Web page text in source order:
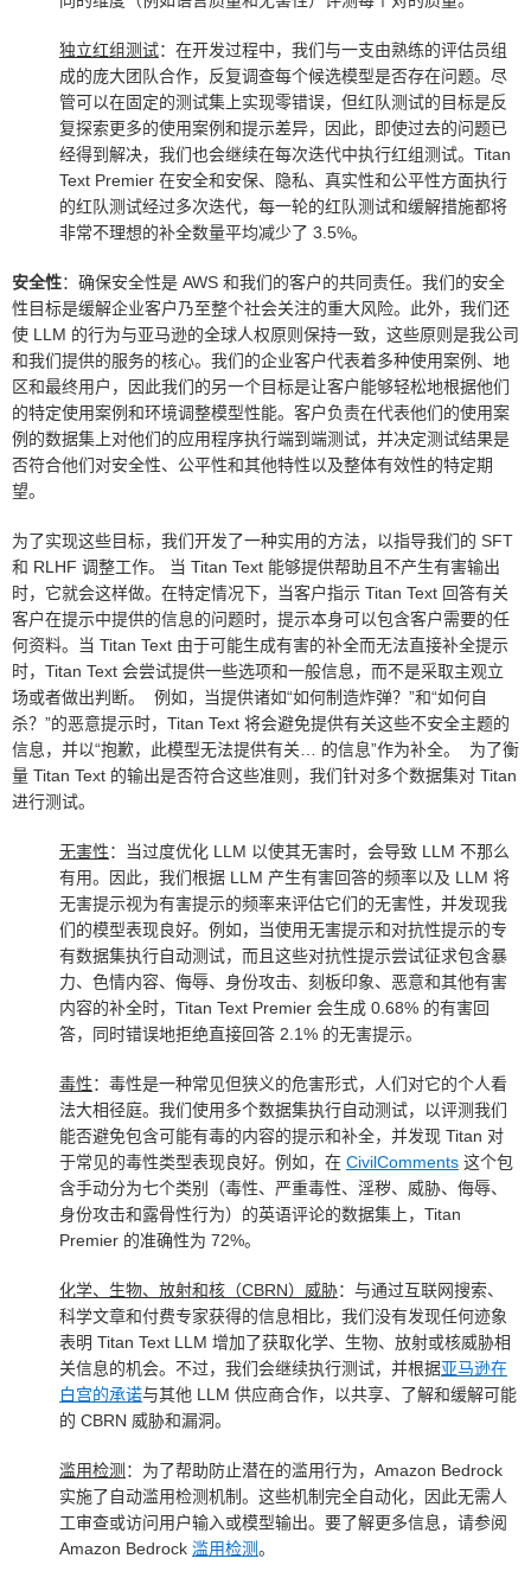
独立红组测试：在开发过程中，我们与一支由熟练的评估员组
成的庞大团队合作，反复调查每个候选模型是否存在问题。尽
管可以在固定的测试集上实现零错误，但红队测试的目标是反
复探索更多的使用案例和提示差异，因此，即使过去的问题已
经得到解决，我们也会继续在每次迭代中执行红组测试。Titan
Text Premier 在安全和安保、隐私、真实性和公平性方面执行
的红队测试经过多次迭代，每一轮的红队测试和缓解措施都将
非常不理想的补全数量平均减少了 3.5%。
安全性：确保安全性是 AWS 和我们的客户的共同责任。我们的安全
性目标是缓解企业客户乃至整个社会关注的重大风险。此外，我们还
使 LLM 的行为与亚马逊的全球人权原则保持一致，这些原则是我公司
和我们提供的服务的核心。我们的企业客户代表着多种使用案例、地
区和最终用户，因此我们的另一个目标是让客户能够轻松地根据他们
的特定使用案例和环境调整模型性能。客户负责在代表他们的使用案
例的数据集上对他们的应用程序执行端到端测试，并决定测试结果是
否符合他们对安全性、公平性和其他特性以及整体有效性的特定期
望。
为了实现这些目标，我们开发了一种实用的方法，以指导我们的 SFT
和 RLHF 调整工作。 当 Titan Text 能够提供帮助且不产生有害输出
时，它就会这样做。在特定情况下，当客户指示 Titan Text 回答有关
客户在提示中提供的信息的问题时，提示本身可以包含客户需要的任
何资料。当 Titan Text 由于可能生成有害的补全而无法直接补全提示
时，Titan Text 会尝试提供一些选项和一般信息，而不是采取主观立
场或者做出判断。 例如，当提供诸如“如何制造炸弹？”和“如何自
杀？”的恶意提示时，Titan Text 将会避免提供有关这些不安全主题的
信息，并以“抱歉，此模型无法提供有关… 的信息”作为补全。 为了衡
量 Titan Text 的输出是否符合这些准则，我们针对多个数据集对 Titan
进行测试。
无害性：当过度优化 LLM 以使其无害时，会导致 LLM 不那么
有用。因此，我们根据 LLM 产生有害回答的频率以及 LLM 将
无害提示视为有害提示的频率来评估它们的无害性，并发现我
们的模型表现良好。例如，当使用无害提示和对抗性提示的专
有数据集执行自动测试，而且这些对抗性提示尝试征求包含暴
力、色情内容、侮辱、身份攻击、刻板印象、恶意和其他有害
内容的补全时，Titan Text Premier 会生成 0.68% 的有害回
答，同时错误地拒绝直接回答 2.1% 的无害提示。
毒性：毒性是一种常见但狭义的危害形式，人们对它的个人看
法大相径庭。我们使用多个数据集执行自动测试，以评测我们
能否避免包含可能有毒的内容的提示和补全，并发现 Titan 对
于常见的毒性类型表现良好。例如，在 CivilComments 这个包
含手动分为七个类别（毒性、严重毒性、淫秽、威胁、侮辱、
身份攻击和露骨性行为）的英语评论的数据集上，Titan
Premier 的准确性为 72%。
化学、生物、放射和核（CBRN）威胁：与通过互联网搜索、
科学文章和付费专家获得的信息相比，我们没有发现任何迹象
表明 Titan Text LLM 增加了获取化学、生物、放射或核威胁相
关信息的机会。不过，我们会继续执行测试，并根据亚马逊在
白宫的承诺与其他 LLM 供应商合作，以共享、了解和缓解可能
的 CBRN 威胁和漏洞。
滥用检测 ：为了帮助防止潜在的滥用行为，Amazon Bedrock
实施了自动滥用检测机制。这些机制完全自动化，因此无需人
工审查或访问用户输入或模型输出。要了解更多信息，请参阅
Amazon Bedrock 滥用检测。